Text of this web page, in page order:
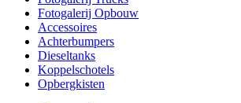
Fotogalerij Opbouw
Accessoires
Achterbumpers
Dieseltanks
Koppelschotels
Opbergkisten